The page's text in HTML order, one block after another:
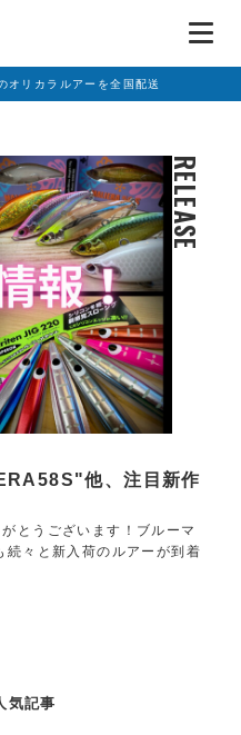
オリカラルアーを全国配送
RELEASE
他、注目新作
とうございます！ブルーマ
続々と新入荷のルアーが到着
気記事